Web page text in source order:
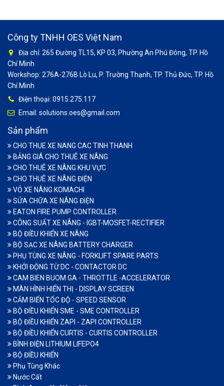
Công ty TNHH OES Việt Nam
Địa chỉ: 265 Đường TL15, KP 03, Phường An Phú Đông, TP. Hồ
Chí Minh
Workshop: 276A-276B Lò Lu, P. Trường Thạnh, TP. Thủ Đức, TP. Hồ
Chí Minh
Điện thoại: 0915.275.117
Email: solutions.oes@gmail.com
Sản phẩm
CHO THUE XE NANG CAC TINH THANH
BẢNG GIÁ CHO THUÊ XE NÂNG
CHO THUÊ XE NÂNG KHU VỰC
CHO THUÊ XE NÂNG ĐIỆN
VỎ XE NÂNG KOMACHI
SỬA CHỮA XE NÂNG ĐIỆN
EATON FIRE PUMP CONTROLLER
CÔNG SUẤT XE NÂNG - IGBT-MOSFET-RECTIFIER
BỘ ĐIỀU KHIỂN XE NÂNG
BỘ SẠC XE NÂNG BATTERY CHARGER
PHỤ TÙNG XE NÂNG - FORKLIFT SPARE PARTS
KHỞI ĐỘNG TỪ DC - CONTACTOR DC
CAM BIEN BUOM GA - THROTTLE -ACCELERATOR
MÀN HÌNH HIỂN THỊ - DISPLAY SCREEN
CẢM BIẾN TỐC ĐỘ - SPEED SENSOR
BỘ ĐIỀU KHIỂN SME - SME CONTROLLER
BỘ ĐIỀU KHIỂN ZAPI - ZAPI CONTROLLER
BỘ ĐIỀU KHIỂN CURTIS - CURTIS CONTROLLER
BÌNH ĐIỆN LITHIUM LIFEPO4
BỘ ĐIỀU KHIỂN
Phụ Tùng Khác
Nước Cất